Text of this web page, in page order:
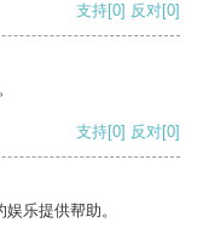
支持[0] 反对[0]
支持[0] 反对[0]
乐提供帮助。